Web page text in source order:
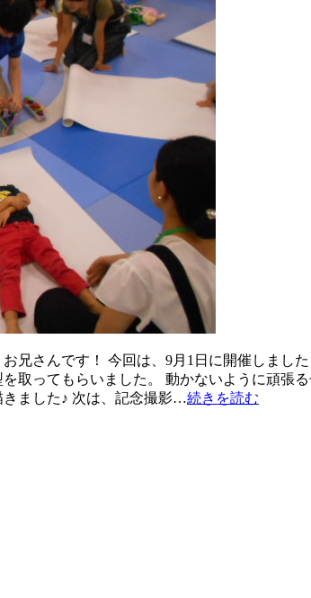
兄さんです！ 今回は、9月1日に開催しま
取ってもらいました。 動かないように頑
ました♪ 次は、記念撮影…続きを読む